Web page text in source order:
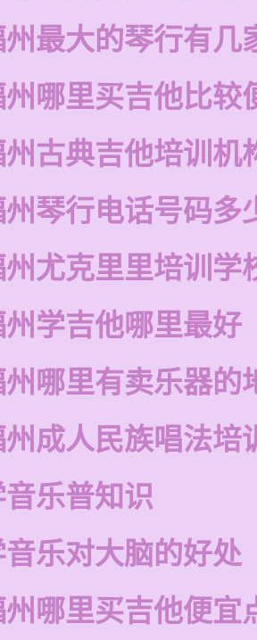
最大的琴行有几
哪里买吉他比较
古典吉他培训机
琴行电话号码多
尤克里里培训学
学吉他哪里最好
哪里有卖乐器的
成人民族唱法培
音乐普知识
音乐对大脑的好处
哪里买吉他便宜